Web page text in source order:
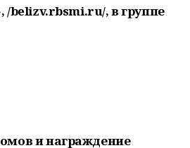
/belizv.rbsmi.ru/, в группе
и награждение